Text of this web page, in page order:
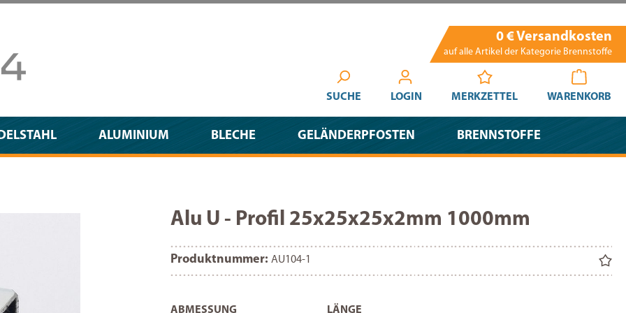
0 € Versandkosten
auf alle Artikel der Kategorie Brennstoffe
SUCHE LOGIN MERKZETTEL WARENKORB
ALUMINIUM BLECHE GELÄNDERPFOSTEN BRENNSTOFFE
Alu U - Profil 25x25x25x2mm 1000mm
Produktnummer: AU104-1
ABMESSUNG LÄNGE